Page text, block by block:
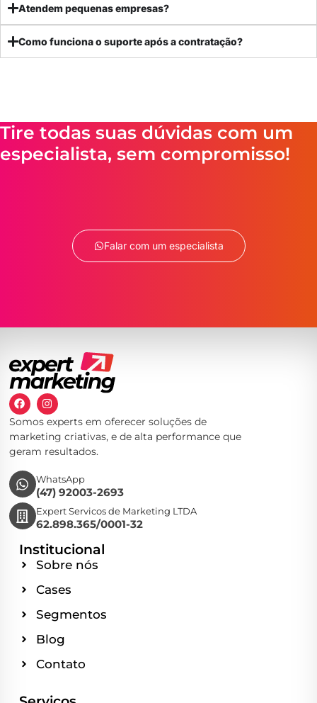
Atendem pequenas empresas?
Como funciona o suporte após a contratação?
Tire todas suas dúvidas com um
especialista, sem compromisso!
Falar com um especialista
Somos experts em oferecer soluções de
marketing criativas, e de alta performance que
geram resultados.
WhatsApp
(47) 92003-2693
Expert Servicos de Marketing LTDA
62.898.365/0001-32
Institucional
Sobre nós
Cases
Segmentos
Blog
Contato